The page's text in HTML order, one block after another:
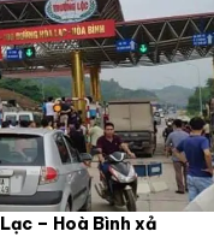
– Hoà Bình xả